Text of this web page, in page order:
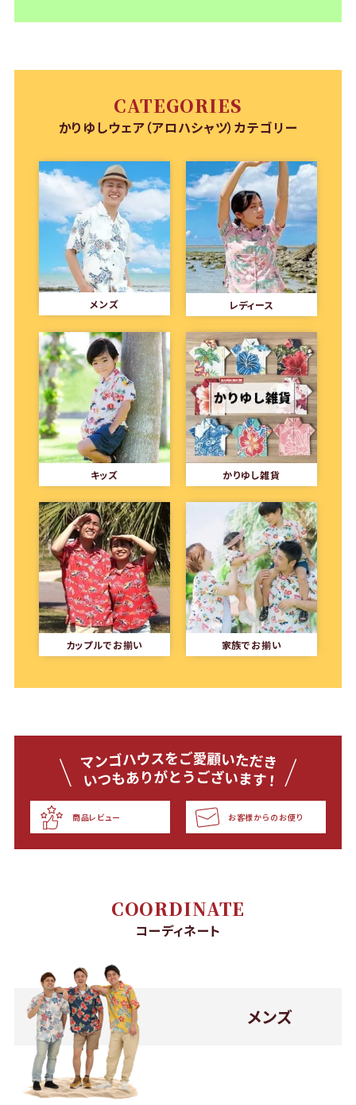
CATEGORIES
かりゆしウェア（アロハシャツ）カテゴリー
メンズ レディース
キッズ かりゆし雑貨
カップルでお揃い 家族でお揃い
商品レビュー お客様からのお便り
COORDINATE
コーディネート
メンズ